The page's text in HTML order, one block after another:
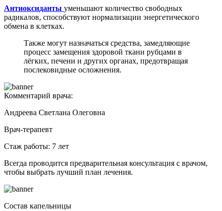
Антиоксиданты уменьшают количество свободных
радикалов, способствуют нормализации энергетического
обмена в клетках.
Также могут назначаться средства, замедляющие
процесс замещения здоровой ткани рубцами в
лёгких, печени и других органах, предотвращая
послековидные осложнения.
Комментарий врача:
Андреева Светлана Олеговна
Врач-терапевт
Стаж работы: 7 лет
Всегда проводится предварительная консультация с врачом,
чтобы выбрать лучший план лечения.
Состав капельницы